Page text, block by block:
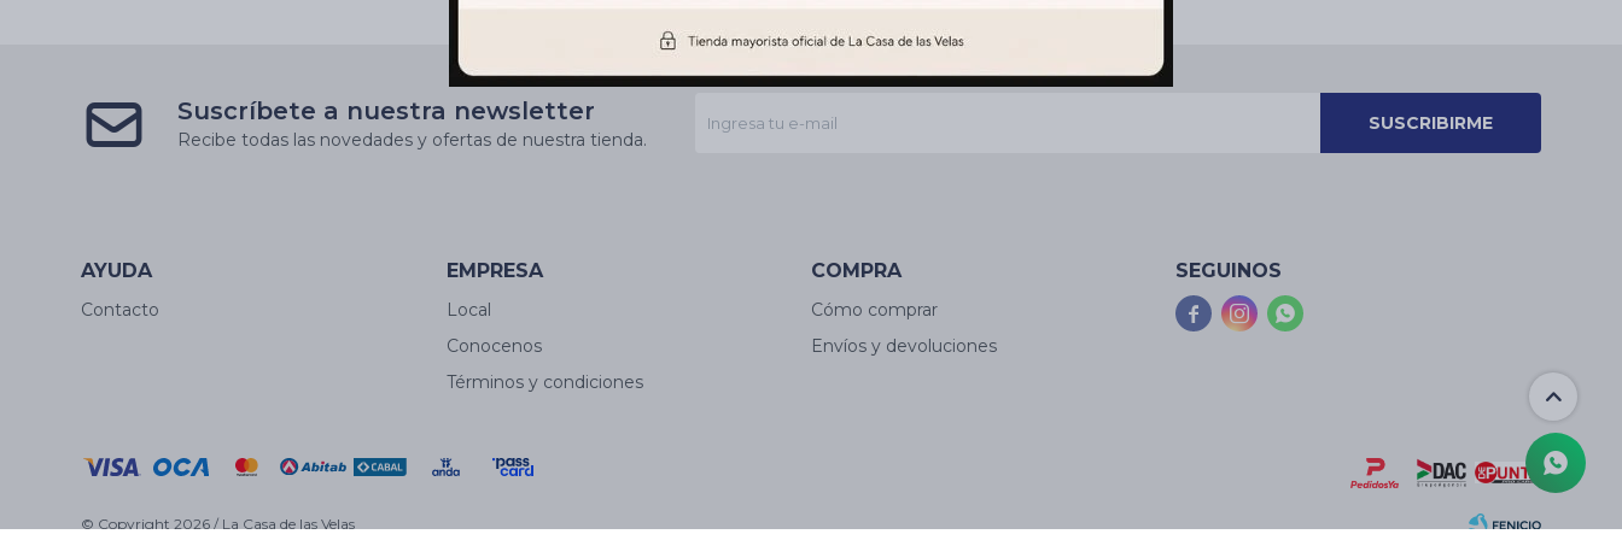
Suscríbete a nuestra newsletter
Recibe todas las novedades y ofertas de nuestra tienda.
SUSCRIBIRME
AYUDA
Contacto
EMPRESA
Local
Conocenos
Términos y condiciones
COMPRA
Cómo comprar
Envíos y devoluciones
SEGUINOS
  
© Copyright 2026 / La Casa de las Velas